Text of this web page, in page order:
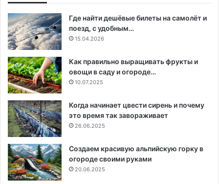
Где найти дешёвые билеты на самолёт и
поезд, с удобным…
15.04.2026
Как правильно выращивать фрукты и
овощи в саду и огороде…
10.07.2025
Когда начинает цвести сирень и почему
это время так завораживает
26.06.2025
Создаем красивую альпийскую горку в
огороде своими руками
20.06.2025